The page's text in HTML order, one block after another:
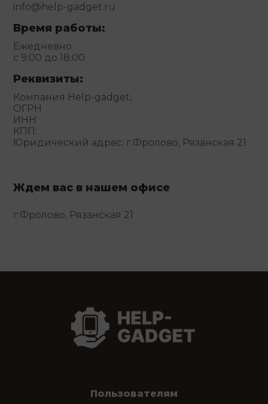
info@help-gadget.ru
Время работы:
Ежедневно
с 9:00 до 18:00
Реквизиты:
Компания Help-gadget,
ОГРН
ИНН
КПП:
Юридический адрес: г.Фролово, Рязанская 21
Ждем вас в нашем офисе
г.Фролово, Рязанская 21
Пользователям